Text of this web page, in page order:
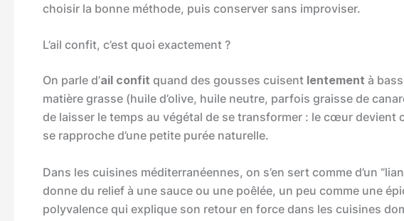
choisir la bonne méthode, puis conserver sans improviser.
L’ail confit, c’est quoi exactement ?
On parle d’ail confit quand des gousses cuisent lentement à
matière grasse (huile d’olive, huile neutre, parfois graisse de
de laisser le temps au végétal de se transformer : le cœur devient
se rapproche d’une petite purée naturelle.
Dans les cuisines méditerranéennes, on s’en sert comme d’un
donne du relief à une sauce ou une poêlée, un peu comme une
polyvalence qui explique son retour en force dans les cuisines